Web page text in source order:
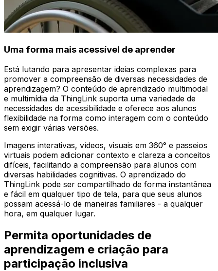
Uma forma mais acessível de aprender
Está lutando para apresentar ideias complexas para
promover a compreensão de diversas necessidades de
aprendizagem? O conteúdo de aprendizado multimodal
e multimídia da ThingLink suporta uma variedade de
necessidades de acessibilidade e oferece aos alunos
flexibilidade na forma como interagem com o conteúdo
sem exigir várias versões.
Imagens interativas, vídeos, visuais em 360° e passeios
virtuais podem adicionar contexto e clareza a conceitos
difíceis, facilitando a compreensão para alunos com
diversas habilidades cognitivas. O aprendizado do
ThingLink pode ser compartilhado de forma instantânea
e fácil em qualquer tipo de tela, para que seus alunos
possam acessá-lo de maneiras familiares - a qualquer
hora, em qualquer lugar.
Permita oportunidades de
aprendizagem e criação para
participação inclusiva